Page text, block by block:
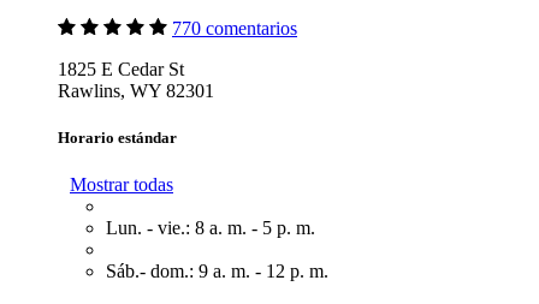
770 comentarios
1825 E Cedar St
Rawlins, WY 82301
Horario estándar
Mostrar todas
Lun. - vie.: 8 a. m. - 5 p. m.
Sáb.- dom.: 9 a. m. - 12 p. m.